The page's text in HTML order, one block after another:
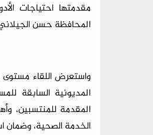
مقدمتها احتياجات
المحافظة حسن
واستعرض اللقاء مستوى
المديونية السابقة
المقدمة للمنتسبين،
الخدمة الصحية، وضمان